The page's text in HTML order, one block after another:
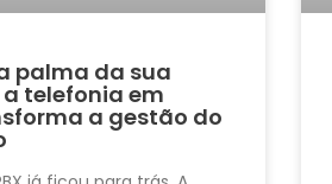
palma da sua
telefonia em
a gestão do